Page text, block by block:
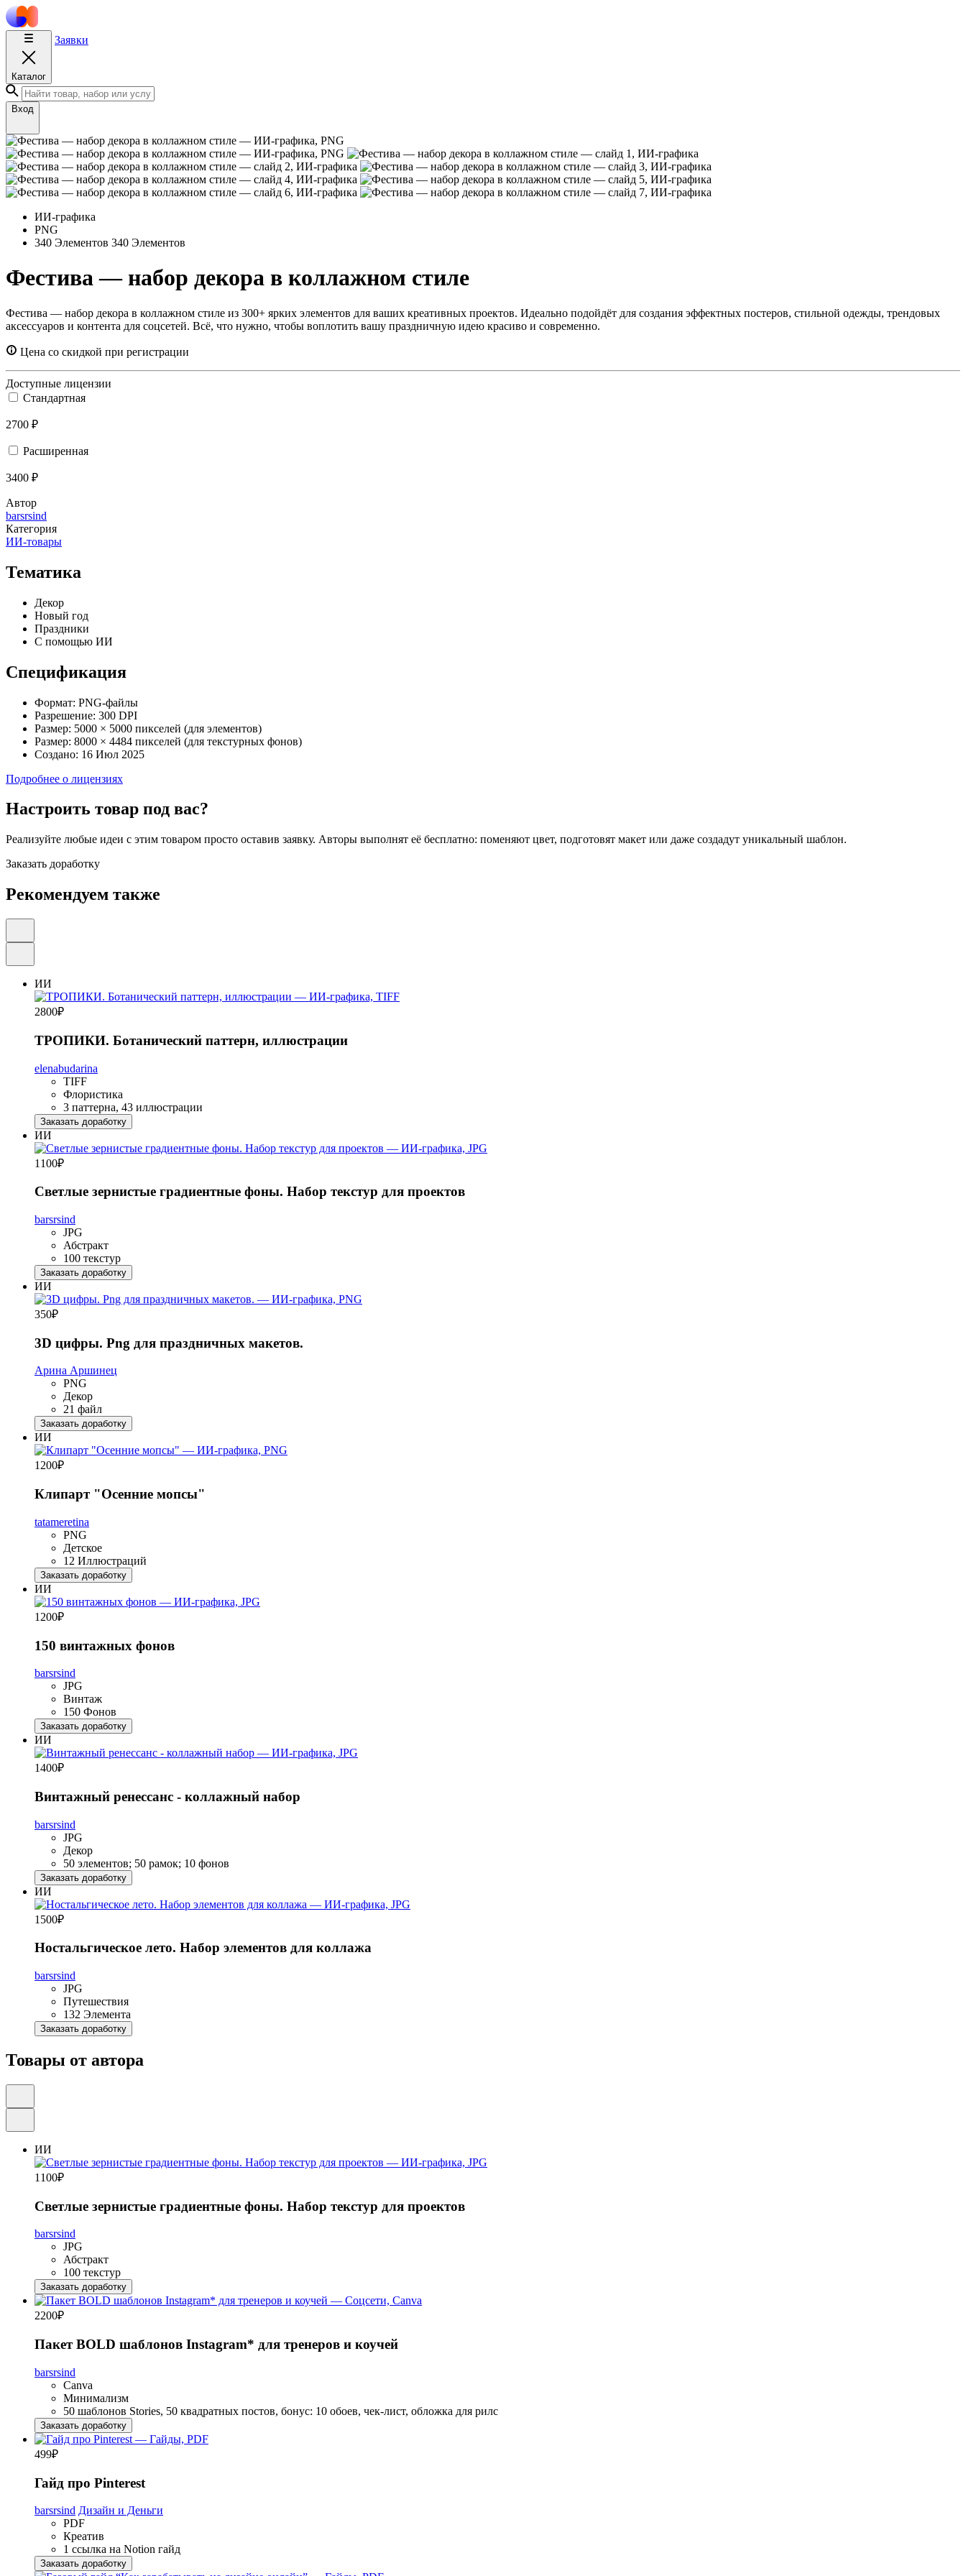
Каталог
Заявки
Вход
ИИ-графика
PNG
340 Элементов 340 Элементов
Фестива — набор декора в коллажном стиле
Фестива — набор декора в коллажном стиле из 300+ ярких элементов для ваших креативных проектов. Идеально подойдёт для создания эффектных постеров, стильной одежды, трендовых
аксессуаров и контента для соцсетей. Всё, что нужно, чтобы воплотить вашу праздничную идею красиво и современно.
Цена со скидкой при регистрации
Доступные лицензии
Стандартная
2700 ₽
Расширенная
3400 ₽
Автор
barsrsind
Категория
ИИ-товары
Тематика
Декор
Новый год
Праздники
С помощью ИИ
Спецификация
Формат: PNG-файлы
Разрешение: 300 DPI
Размер: 5000 × 5000 пикселей (для элементов)
Размер: 8000 × 4484 пикселей (для текстурных фонов)
Создано: 16 Июл 2025
Подробнее о лицензиях
Настроить товар под вас?
Реализуйте любые идеи с этим товаром просто оставив заявку. Авторы выполнят её бесплатно: поменяют цвет, подготовят макет или даже создадут уникальный шаблон.
Заказать доработку
Рекомендуем также
ИИ
2800₽
ТРОПИКИ. Ботанический паттерн, иллюстрации
elenabudarina
TIFF
Флористика
3 паттерна, 43 иллюстрации
Заказать доработку
ИИ
1100₽
Светлые зернистые градиентные фоны. Набор текстур для проектов
barsrsind
JPG
Абстракт
100 текстур
Заказать доработку
ИИ
350₽
3D цифры. Png для праздничных макетов.
Арина Аршинец
PNG
Декор
21 файл
Заказать доработку
ИИ
1200₽
Клипарт "Осенние мопсы"
tatameretina
PNG
Детское
12 Иллюстраций
Заказать доработку
ИИ
1200₽
150 винтажных фонов
barsrsind
JPG
Винтаж
150 Фонов
Заказать доработку
ИИ
1400₽
Винтажный ренессанс - коллажный набор
barsrsind
JPG
Декор
50 элементов; 50 рамок; 10 фонов
Заказать доработку
ИИ
1500₽
Ностальгическое лето. Набор элементов для коллажа
barsrsind
JPG
Путешествия
132 Элемента
Заказать доработку
Товары от автора
ИИ
1100₽
Светлые зернистые градиентные фоны. Набор текстур для проектов
barsrsind
JPG
Абстракт
100 текстур
Заказать доработку
2200₽
Пакет BOLD шаблонов Instagram* для тренеров и коучей
barsrsind
Canva
Минимализм
50 шаблонов Stories, 50 квадратных постов, бонус: 10 обоев, чек-лист, обложка для рилс
Заказать доработку
499₽
Гайд про Pinterest
barsrsind Дизайн и Деньги
PDF
Креатив
1 ссылка на Notion гайд
Заказать доработку